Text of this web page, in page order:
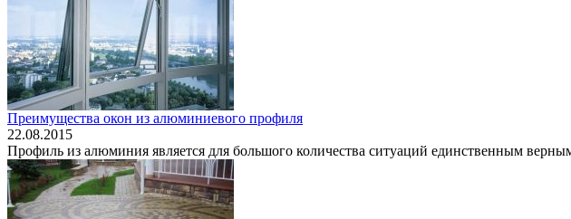
Преимущества окон из алюминиевого профиля
22.08.2015
Профиль из алюминия является для большого количества ситуаций единственным